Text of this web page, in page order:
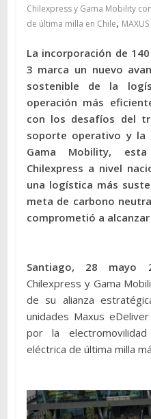
Chilexpress y Gama Mobility
de última milla en Chile, MAXUS
La incorporación de
3 marca un nuevo
sostenible de la
operación más
con los desafíos del
soporte operativo y la
Gama Mobility,
Chilexpress a nivel
una logística más
meta de carbono
comprometió a alcanzar
Santiago, 28 mayo
Chilexpress y Gama
de su alianza
unidades Maxus
por la
eléctrica de última milla